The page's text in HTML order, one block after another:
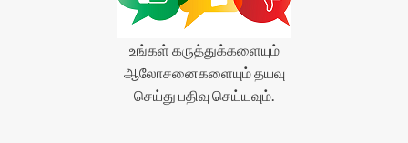
உங்கள் கருத்துக்களையும்
ஆலோசனைகளையும் தயவு
செய்து பதிவு செய்யவும்.